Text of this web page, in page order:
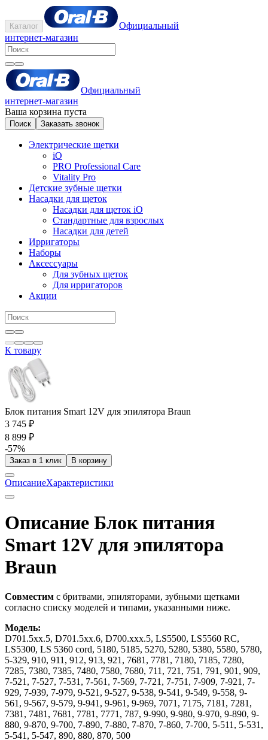
Каталог
Официальный
интернет-магазин
Официальный
интернет-магазин
Ваша корзина пуста
Поиск Заказать звонок
Электрические щетки
iO
PRO Professional Care
Vitality Pro
Детские зубные щетки
Насадки для щеток
Насадки для щеток iO
Стандартные для взрослых
Насадки для детей
Ирригаторы
Наборы
Аксессуары
Для зубных щеток
Для ирригаторов
Акции
К товару
Блок питания Smart 12V для эпилятора Braun
3 745 ₽
8 899 ₽
-57%
Заказ в 1 клик В корзину
ОписаниеХарактеристики
Описание Блок питания
Smart 12V для эпилятора
Braun
Совместим с бритвами, эпиляторами, зубными щетками
согласно списку моделей и типами, указанными ниже.
Модель:
D701.5xx.5, D701.5xx.6, D700.xxx.5, LS5500, LS5560 RC,
LS5300, LS 5360 cord, 5180, 5185, 5270, 5280, 5380, 5580, 5780,
5-329, 910, 911, 912, 913, 921, 7681, 7781, 7180, 7185, 7280,
7285, 7380, 7385, 7480, 7580, 7680, 711, 721, 751, 791, 901, 909,
7-521, 7-527, 7-531, 7-561, 7-569, 7-721, 7-751, 7-909, 7-921, 7-
929, 7-939, 7-979, 9-521, 9-527, 9-538, 9-541, 9-549, 9-558, 9-
561, 9-567, 9-579, 9-941, 9-961, 9-969, 7071, 7175, 7181, 7281,
7381, 7481, 7681, 7781, 7771, 787, 9-990, 9-980, 9-970, 9-890, 9-
880, 9-870, 9-700, 7-890, 7-880, 7-870, 7-860, 7-700, 5-511, 5-531,
5-541, 5-547, 890, 880, 870, 500